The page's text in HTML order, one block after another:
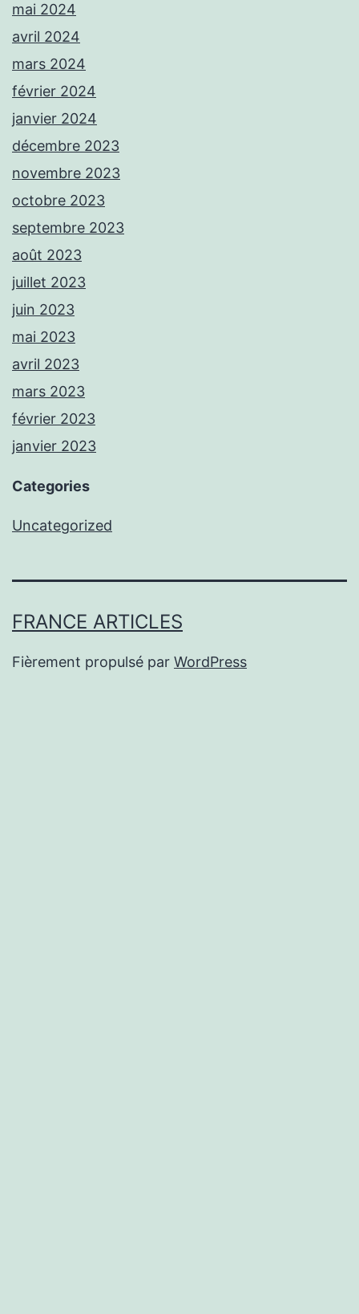
mai 2024
avril 2024
mars 2024
février 2024
janvier 2024
décembre 2023
novembre 2023
octobre 2023
septembre 2023
août 2023
juillet 2023
juin 2023
mai 2023
avril 2023
mars 2023
février 2023
janvier 2023
Categories
Uncategorized
FRANCE ARTICLES
Fièrement propulsé par WordPress